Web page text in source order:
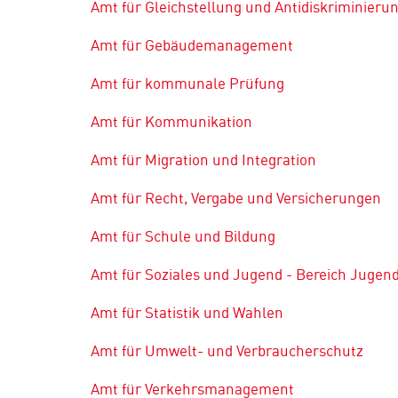
Amt für Gleichstellung und
Amt für Gebäudemanagement
Amt für kommunale Prüfung
Amt für Kommunikation
Amt für Migration und Integration
Amt für Recht, Vergabe und Versicherungen
Amt für Schule und Bildung
Amt für Soziales und Jugend - Bereich
Amt für Statistik und Wahlen
Amt für Umwelt- und Verbraucherschutz
Amt für Verkehrsmanagement